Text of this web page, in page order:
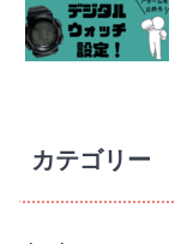
カテゴリー